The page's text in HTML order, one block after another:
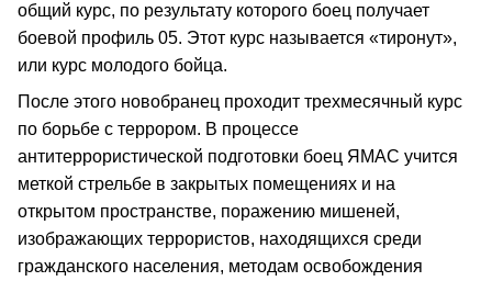
общий курс, по результату которого боец получает
боевой профиль 05. Этот курс называется «тиронут»,
или курс молодого бойца.
После этого новобранец проходит трехмесячный курс
по борьбе с террором. В процессе
антитеррористической подготовки боец ЯМАС учится
меткой стрельбе в закрытых помещениях и на
открытом пространстве, поражению мишеней,
изображающих террористов, находящихся среди
гражданского населения, методам освобождения